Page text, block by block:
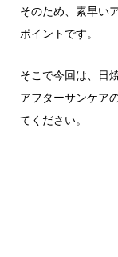
そのため、素早い
ポイントです。
そこで今回は、日
アフターサンケア
てください。